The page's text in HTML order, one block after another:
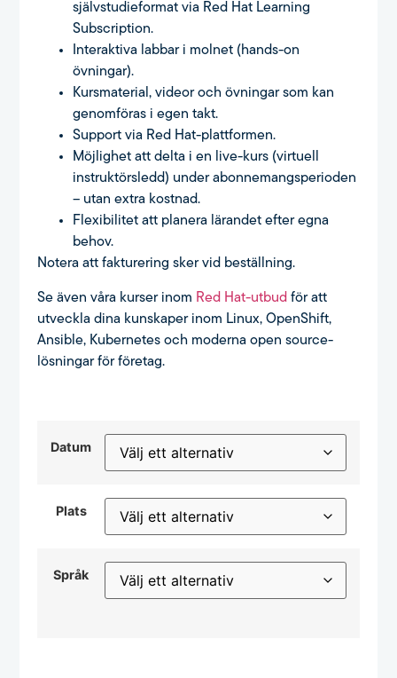
självstudieformat via Red Hat Learning
Subscription.
Interaktiva labbar i molnet (hands-on
övningar).
Kursmaterial, videor och övningar som kan
genomföras i egen takt.
Support via Red Hat-plattformen.
Möjlighet att delta i en live-kurs (virtuell
instruktörsledd) under abonnemangsperioden
– utan extra kostnad.
Flexibilitet att planera lärandet efter egna
behov.
Notera att fakturering sker vid beställning.
Se även våra kurser inom Red Hat-utbud för att
utveckla dina kunskaper inom Linux, OpenShift,
Ansible, Kubernetes och moderna open source-
lösningar för företag.
Datum
Plats
Språk